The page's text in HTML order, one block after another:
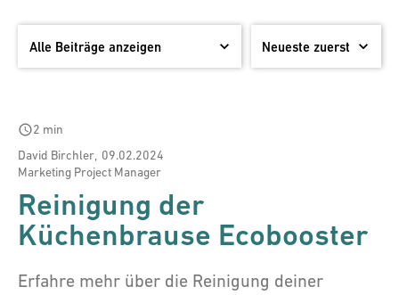
schedule2 min
David Birchler 09.02.2024
Marketing Project Manager
Reinigung der
Küchenbrause Ecobooster
Erfahre mehr über die Reinigung deiner